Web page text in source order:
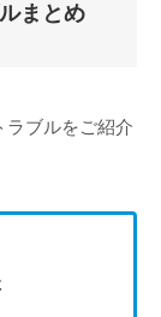
まとめ
ラブルをご紹介